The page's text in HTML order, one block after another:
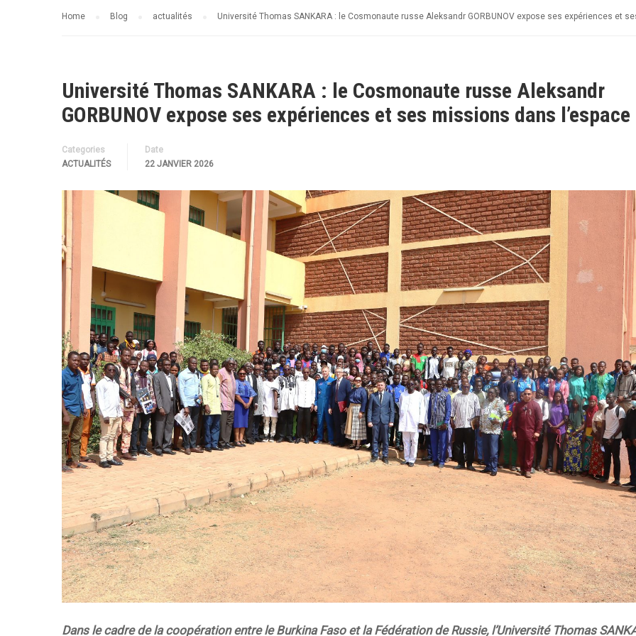
Home Blog actualités Université Thomas SANKARA : le Cosmonaute russe Aleksandr GORBUNOV expose ses expériences et
Université Thomas SANKARA : le Cosmonaute russe Aleksandr
GORBUNOV expose ses expériences et ses missions dans l’espace
Categories
ACTUALITÉS
Date
22 JANVIER 2026
Dans le cadre de la coopération entre le Burkina Faso et la Fédération de Russie, l’Université Thomas